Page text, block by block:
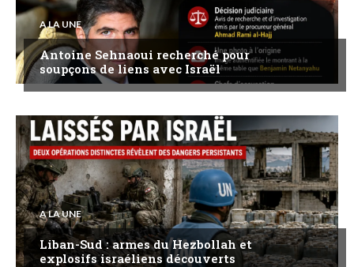
A LA UNE
Antoine Sehnaoui recherché pour
soupçons de liens avec Israël
A LA UNE
Liban-Sud : armes du Hezbollah et
explosifs israéliens découverts